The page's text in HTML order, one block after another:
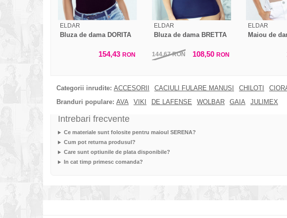
ELDAR
Bluza de dama DORITA
154,43 RON
ELDAR
Bluza de dama BRETTA
144,67RON 108,50 RON
ELDAR
Maiou de
Categorii inrudite: ACCESORII CACIULI FULARE MANUSI CHILOTI
Branduri populare: AVA VIKI DE LAFENSE WOLBAR GAIA JULIMEX
Intrebari frecvente
Ce materiale sunt folosite pentru maioul SERENA?
Cum pot returna produsul?
Care sunt optiunile de plata disponibile?
In cat timp primesc comanda?